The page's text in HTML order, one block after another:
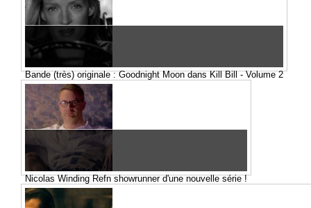
Bande (très) originale : Goodnight Moon dans Kill Bill - Volume 2
Nicolas Winding Refn showrunner d'une nouvelle série !